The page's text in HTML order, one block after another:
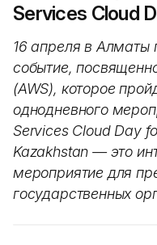
Services Cloud
16 апреля в Алматы
событие,
(AWS), которое
однодневного
Services Cloud Day
Kazakhstan — это
мероприятие для
государственных